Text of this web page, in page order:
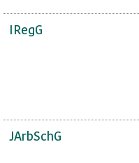
IRegG
JArbSchG